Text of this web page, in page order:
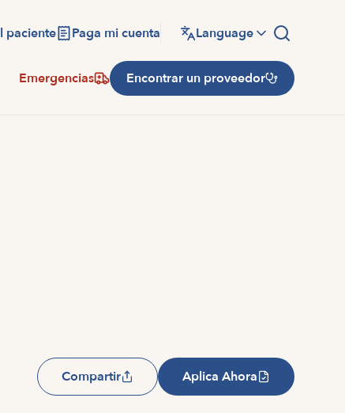
paciente Paga mi cuenta Language
Emergencias Encontrar un proveedor
Compartir Aplica Ahora